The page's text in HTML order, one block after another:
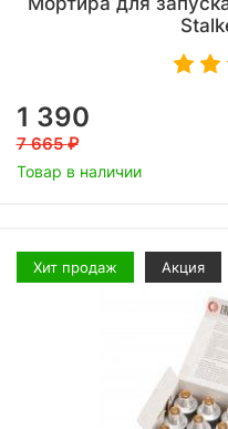
1 390
7 665
Товар в наличии
Хит продаж Акция